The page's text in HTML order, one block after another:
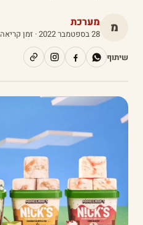
מ מערכת
28 בספטמבר 2022
· זמן קריאה 2 דק׳
שיתוף